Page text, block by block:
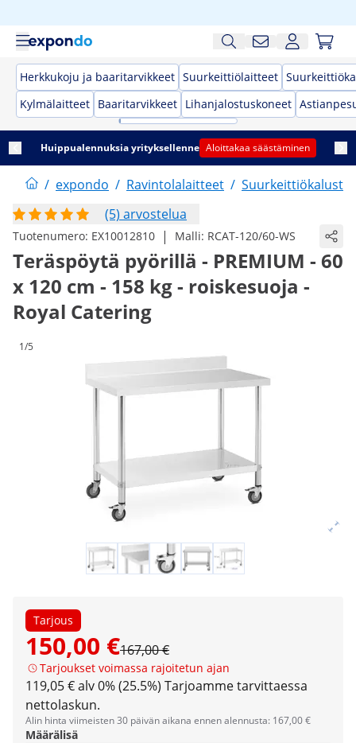
Herkkukoju ja baaritarvikkeet Suurkeittiölaitteet
Kylmälaitteet Baaritarvikkeet Lihanjalostuskoneet
Huippualennuksia yrityksellenne Aloittakaa säästäminen
/ expondo / Ravintolalaitteet /
(5) arvostelua
Tuotenumero: EX10012810 | Malli: RCAT-120/60-WS
Teräspöytä pyörillä - PREMIUM - 60
x 120 cm - 158 kg - roiskesuoja -
Royal Catering
1/5
Tarjous
150,00 €167,00 €
Tarjoukset voimassa rajoitetun ajan
119,05 € alv 0% (25.5%) Tarjoamme tarvittaessa
nettolaskun.
Alin hinta viimeisten 30 päivän aikana ennen alennusta: 167,00 €
Määrälisä